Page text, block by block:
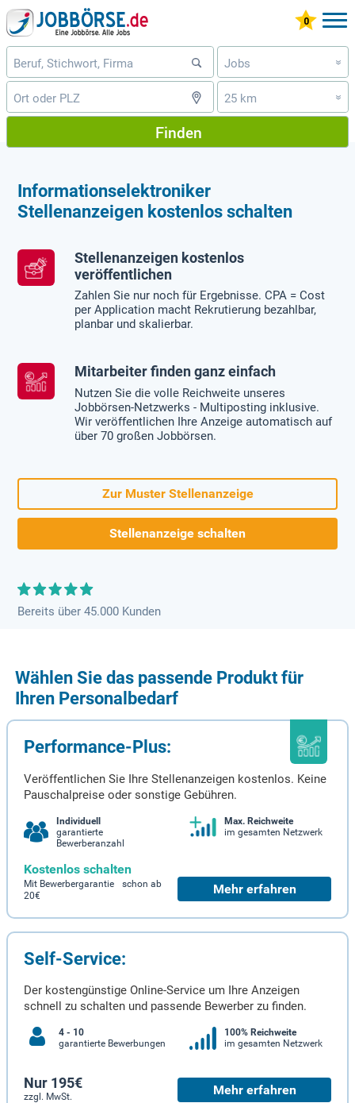
Jobs »
25 km »
Finden
Informationselektroniker
Stellenanzeigen kostenlos schalten
Stellenanzeigen kostenlos
veröffentlichen
Zahlen Sie nur noch für Ergebnisse. CPA = Cost
per Application macht Rekrutierung bezahlbar,
planbar und skalierbar.
Mitarbeiter finden ganz einfach
Nutzen Sie die volle Reichweite unseres
Jobbörsen-Netzwerks - Multiposting inklusive.
Wir veröffentlichen Ihre Anzeige automatisch auf
über 70 großen Jobbörsen.
Zur Muster Stellenanzeige
Stellenanzeige schalten
Bereits über 45.000 Kunden
Wählen Sie das passende Produkt für
Ihren Personalbedarf
Performance-Plus:
Veröffentlichen Sie Ihre Stellenanzeigen kostenlos. Keine
Pauschalpreise oder sonstige Gebühren.
Individuell
garantierte
Bewerberanzahl
Max. Reichweite
im gesamten Netzwerk
Kostenlos schalten
Mit Bewerbergarantie schon ab
20€
Mehr erfahren
Self-Service:
Der kostengünstige Online-Service um Ihre Anzeigen
schnell zu schalten und passende Bewerber zu finden.
4 - 10
garantierte Bewerbungen
100% Reichweite
im gesamten Netzwerk
Nur 195€
zzgl. MwSt. Mehr erfahren